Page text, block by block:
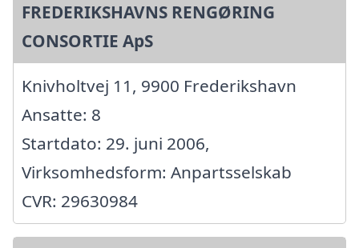
FREDERIKSHAVNS RENGØRING
CONSORTIE ApS
Knivholtvej 11, 9900 Frederikshavn
Ansatte: 8
Startdato: 29. juni 2006,
Virksomhedsform: Anpartsselskab
CVR: 29630984